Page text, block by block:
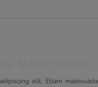
elit. Etiam malesuada